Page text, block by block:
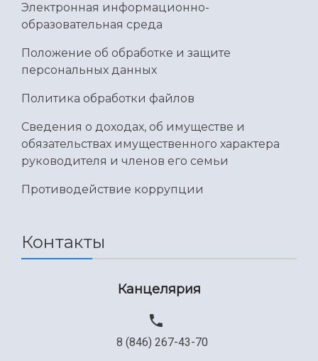
Электронная информационно-
образовательная среда
Положение об обработке и защите
персональных данных
Политика обработки файлов
Сведения о доходах, об имуществе и
обязательствах имущественного характера
руководителя и членов его семьи
Противодействие коррупции
Контакты
Канцелярия
8 (846) 267-43-70